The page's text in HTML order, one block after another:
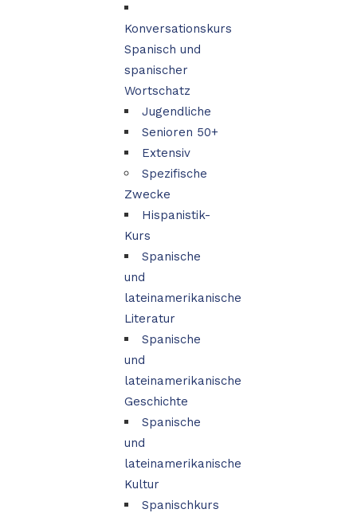
Konversationskurs
Spanisch und
spanischer
Wortschatz
Jugendliche
Senioren 50+
Extensiv
Spezifische
Zwecke
Hispanistik-
Kurs
Spanische
und
lateinamerikanische
Literatur
Spanische
und
lateinamerikanische
Geschichte
Spanische
und
lateinamerikanische
Kultur
Spanischkurs